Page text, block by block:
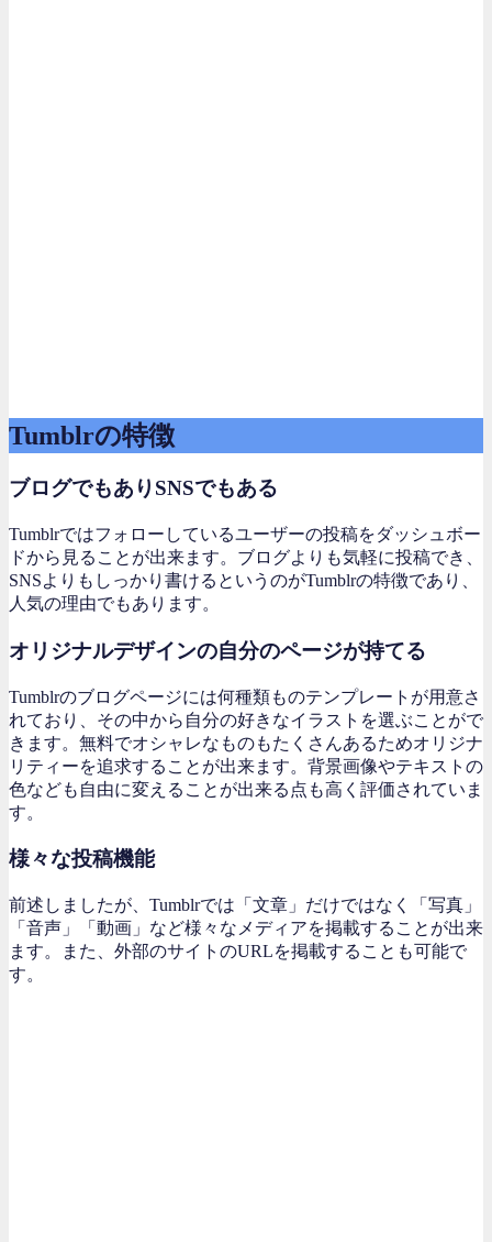
Tumblrの特徴
ブログでもありSNSでもある
Tumblrではフォローしているユーザーの投稿をダッシュボー
ドから見ることが出来ます。ブログよりも気軽に投稿でき、
SNSよりもしっかり書けるというのがTumblrの特徴であり、
人気の理由でもあります。
オリジナルデザインの自分のページが持てる
Tumblrのブログページには何種類ものテンプレートが用意さ
れており、その中から自分の好きなイラストを選ぶことがで
きます。無料でオシャレなものもたくさんあるためオリジナ
リティーを追求することが出来ます。背景画像やテキストの
色なども自由に変えることが出来る点も高く評価されていま
す。
様々な投稿機能
前述しましたが、Tumblrでは「文章」だけではなく「写真」
「音声」「動画」など様々なメディアを掲載することが出来
ます。また、外部のサイトのURLを掲載することも可能で
す。